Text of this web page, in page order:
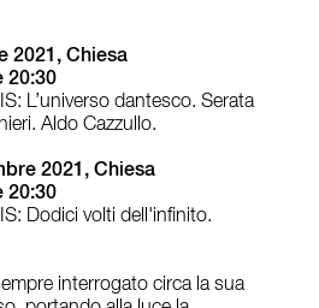
2021, Chiesa
20:30
L’universo dantesco. Serata
Aldo Cazzullo.
2021, Chiesa
20:30
Dodici volti dell'infinito.
interrogato circa la sua